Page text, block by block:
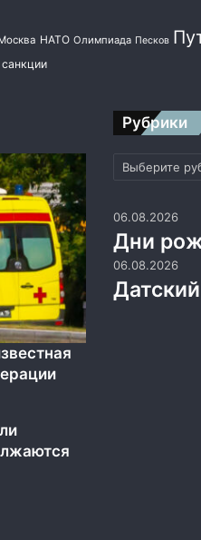
НАТО Олимпиада Песков
санкции
Рубрики
Рубрики
06.08.2026
Дни
06.08.2026